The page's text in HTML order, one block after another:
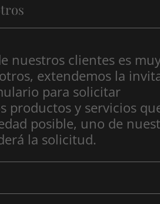
nuestros clientes es
extendemos la
para solicitar
productos y servicios
posible, uno de
la solicitud.